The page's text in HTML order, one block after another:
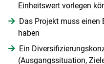
Einheitswert vorlegen
Das Projekt muss einen
haben
Ein
(Ausgangssituation,